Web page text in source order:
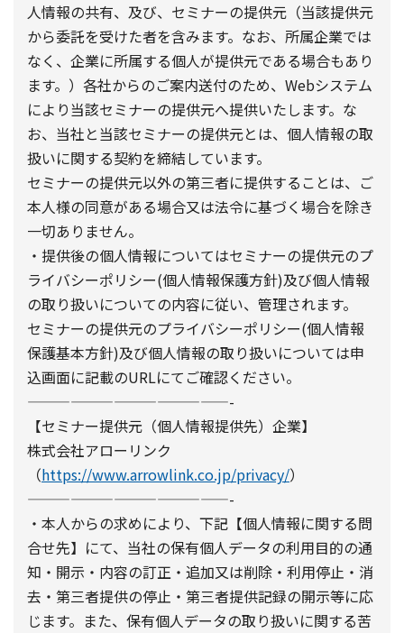
人情報の共有、及び、セミナーの提供元（当該提供元
から委託を受けた者を含みます。なお、所属企業では
なく、企業に所属する個人が提供元である場合もあり
ます。）各社からのご案内送付のため、Webシステム
により当該セミナーの提供元へ提供いたします。な
お、当社と当該セミナーの提供元とは、個人情報の取
扱いに関する契約を締結しています。
セミナーの提供元以外の第三者に提供することは、ご
本人様の同意がある場合又は法令に基づく場合を除き
一切ありません。
・提供後の個人情報についてはセミナーの提供元のプ
ライバシーポリシー(個人情報保護方針)及び個人情報
の取り扱いについての内容に従い、管理されます。
セミナーの提供元のプライバシーポリシー(個人情報
保護基本方針)及び個人情報の取り扱いについては申
込画面に記載のURLにてご確認ください。
——————————————-
【セミナー提供元（個人情報提供先）企業】
株式会社アローリンク
（https://www.arrowlink.co.jp/privacy/）
——————————————-
・本人からの求めにより、下記【個人情報に関する問
合せ先】にて、当社の保有個人データの利用目的の通
知・開示・内容の訂正・追加又は削除・利用停止・消
去・第三者提供の停止・第三者提供記録の開示等に応
じます。また、保有個人データの取り扱いに関する苦